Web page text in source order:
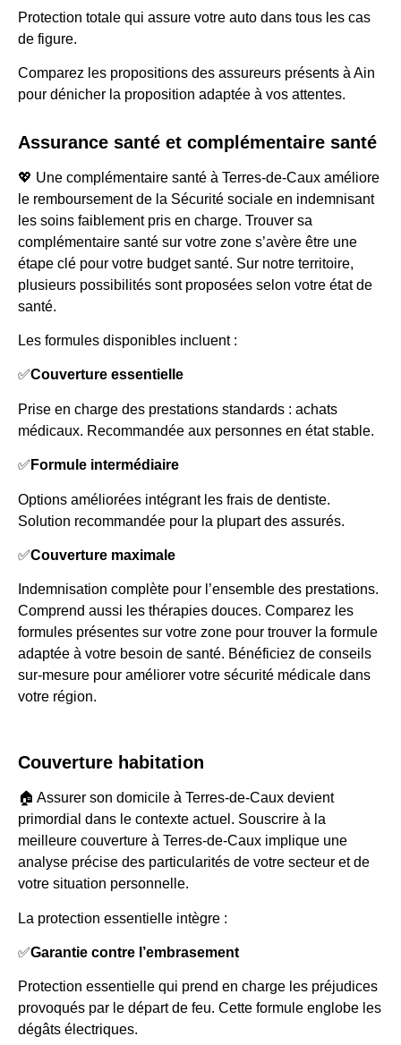
Protection totale qui assure votre auto dans tous les cas
de figure.
Comparez les propositions des assureurs présents à Ain
pour dénicher la proposition adaptée à vos attentes.
Assurance santé et complémentaire santé
💖 Une complémentaire santé à Terres-de-Caux améliore
le remboursement de la Sécurité sociale en indemnisant
les soins faiblement pris en charge. Trouver sa
complémentaire santé sur votre zone s’avère être une
étape clé pour votre budget santé. Sur notre territoire,
plusieurs possibilités sont proposées selon votre état de
santé.
Les formules disponibles incluent :
✅Couverture essentielle
Prise en charge des prestations standards : achats
médicaux. Recommandée aux personnes en état stable.
✅ Formule intermédiaire
Options améliorées intégrant les frais de dentiste.
Solution recommandée pour la plupart des assurés.
✅Couverture maximale
Indemnisation complète pour l’ensemble des prestations.
Comprend aussi les thérapies douces. Comparez les
formules présentes sur votre zone pour trouver la formule
adaptée à votre besoin de santé. Bénéficiez de conseils
sur-mesure pour améliorer votre sécurité médicale dans
votre région.
Couverture habitation
🏠 Assurer son domicile à Terres-de-Caux devient
primordial dans le contexte actuel. Souscrire à la
meilleure couverture à Terres-de-Caux implique une
analyse précise des particularités de votre secteur et de
votre situation personnelle.
La protection essentielle intègre :
✅Garantie contre l’embrasement
Protection essentielle qui prend en charge les préjudices
provoqués par le départ de feu. Cette formule englobe les
dégâts électriques.